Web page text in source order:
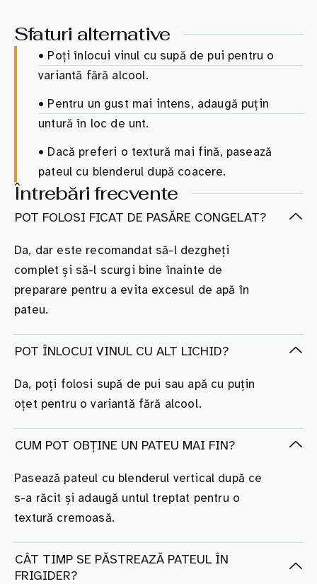
Sfaturi alternative
• Poți înlocui vinul cu supă de pui pentru o
variantă fără alcool.
• Pentru un gust mai intens, adaugă puțin
untură în loc de unt.
• Dacă preferi o textură mai fină, pasează
pateul cu blenderul după coacere.
Întrebări frecvente
POT FOLOSI FICAT DE PASĂRE CONGELAT?
Da, dar este recomandat să-l dezgheți
complet și să-l scurgi bine înainte de
preparare pentru a evita excesul de apă în
pateu.
POT ÎNLOCUI VINUL CU ALT LICHID?
Da, poți folosi supă de pui sau apă cu puțin
oțet pentru o variantă fără alcool.
CUM POT OBȚINE UN PATEU MAI FIN?
Pasează pateul cu blenderul vertical după ce
s-a răcit și adaugă untul treptat pentru o
textură cremoasă.
CÂT TIMP SE PĂSTREAZĂ PATEUL ÎN
FRIGIDER?